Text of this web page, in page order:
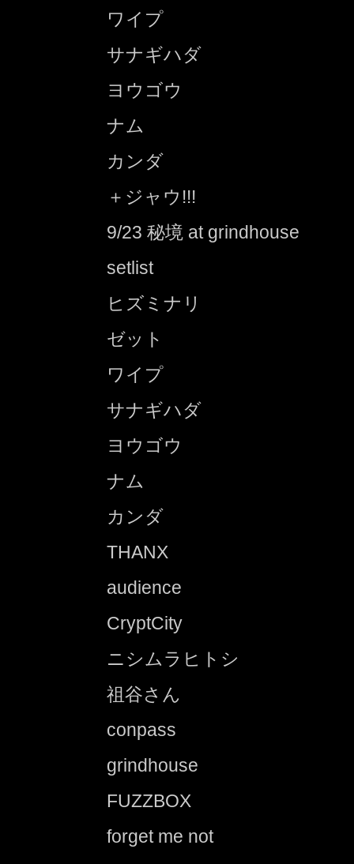
ワイプ
サナギハダ
ヨウゴウ
ナム
カンダ
＋ジャウ!!!
9/23 秘境 at grindhouse
setlist
ヒズミナリ
ゼット
ワイプ
サナギハダ
ヨウゴウ
ナム
カンダ
THANX
audience
CryptCity
ニシムラヒトシ
祖谷さん
conpass
grindhouse
FUZZBOX
forget me not